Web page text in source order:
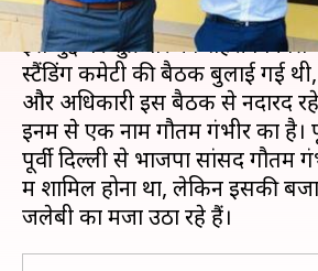
दिल्ली में प्रदूषण के कारण लोग सांस
इस मुद्दे पर शुक्रवार को शहरी
स्टैंडिंग कमेटी की बैठक बुलाई गई
और अधिकारी इस बैठक से नदारद
इनमें से एक नाम गौतम गंभीर का है।
पूर्वी दिल्ली से भाजपा सांसद गौतम
में शामिल होना था, लेकिन इसकी